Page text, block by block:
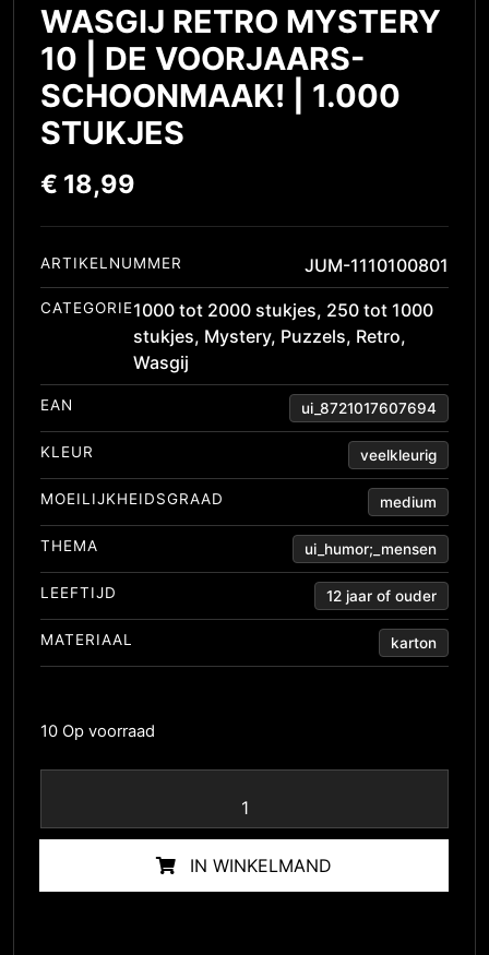
WASGIJ RETRO MYSTERY
10 | DE VOORJAARS-
SCHOONMAAK! | 1.000
STUKJES
€ 18,99
ARTIKELNUMMER JUM-1110100801
CATEGORIE1000 tot 2000 stukjes, 250 tot 1000
stukjes, Mystery, Puzzels, Retro,
Wasgij
EAN ui_8721017607694
KLEUR veelkleurig
MOEILIJKHEIDSGRAAD medium
THEMA ui_humor;_mensen
LEEFTIJD 12 jaar of ouder
MATERIAAL karton
10 Op voorraad
IN WINKELMAND